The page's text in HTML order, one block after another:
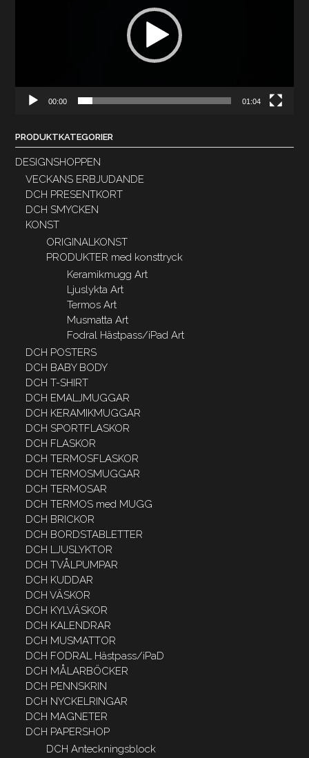
00:00 01:04
PRODUKTKATEGORIER
DESIGNSHOPPEN
VECKANS ERBJUDANDE
DCH PRESENTKORT
DCH SMYCKEN
KONST
ORIGINALKONST
PRODUKTER med konsttryck
Keramikmugg Art
Ljuslykta Art
Termos Art
Musmatta Art
Fodral Hästpass/iPad Art
DCH POSTERS
DCH BABY BODY
DCH T-SHIRT
DCH EMALJMUGGAR
DCH KERAMIKMUGGAR
DCH SPORTFLASKOR
DCH FLASKOR
DCH TERMOSFLASKOR
DCH TERMOSMUGGAR
DCH TERMOSAR
DCH TERMOS med MUGG
DCH BRICKOR
DCH BORDSTABLETTER
DCH LJUSLYKTOR
DCH TVÅLPUMPAR
DCH KUDDAR
DCH VÄSKOR
DCH KYLVÄSKOR
DCH KALENDRAR
DCH MUSMATTOR
DCH FODRAL Hästpass/iPaD
DCH MÅLARBÖCKER
DCH PENNSKRIN
DCH NYCKELRINGAR
DCH MAGNETER
DCH PAPERSHOP
DCH Anteckningsblock